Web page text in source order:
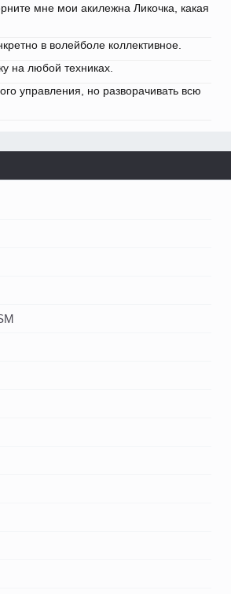
мне мои акилежна Ликочка, какая
в волейболе коллективное.
на любой техниках.
управления, но разворачивать всю